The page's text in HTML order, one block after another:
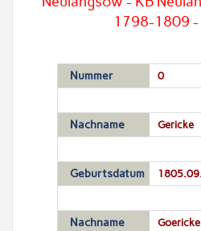
1798-1809 -
Nummer 0
Nachname Gericke
Geburtsdatum
Nachname
Goericke